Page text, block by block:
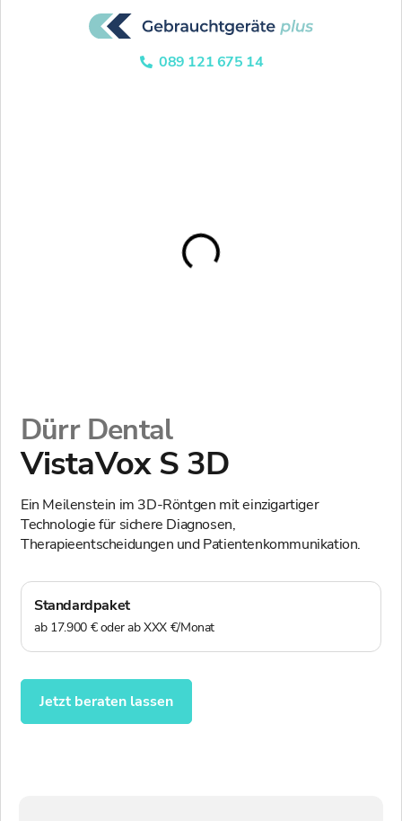
089 121 675 14
Dürr Dental
VistaVox S 3D
Ein Meilenstein im 3D-Röntgen mit einzigartiger
Technologie für sichere Diagnosen,
Therapieentscheidungen und Patientenkommunikation.
Standardpaket
ab 17.900 € oder ab XXX €/Monat
Jetzt beraten lassen